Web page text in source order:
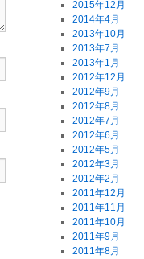
2015年12月
2014年4月
2013年10月
2013年7月
2013年1月
2012年12月
2012年9月
2012年8月
2012年7月
2012年6月
2012年5月
2012年3月
2012年2月
2011年12月
2011年11月
2011年10月
2011年9月
2011年8月